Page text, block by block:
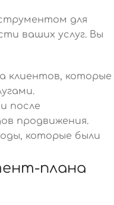
для
ваших услуг. Вы
клиентов, которые
после
продвижения.
которые были
плана